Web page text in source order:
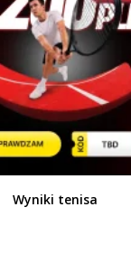
Wyniki tenisa